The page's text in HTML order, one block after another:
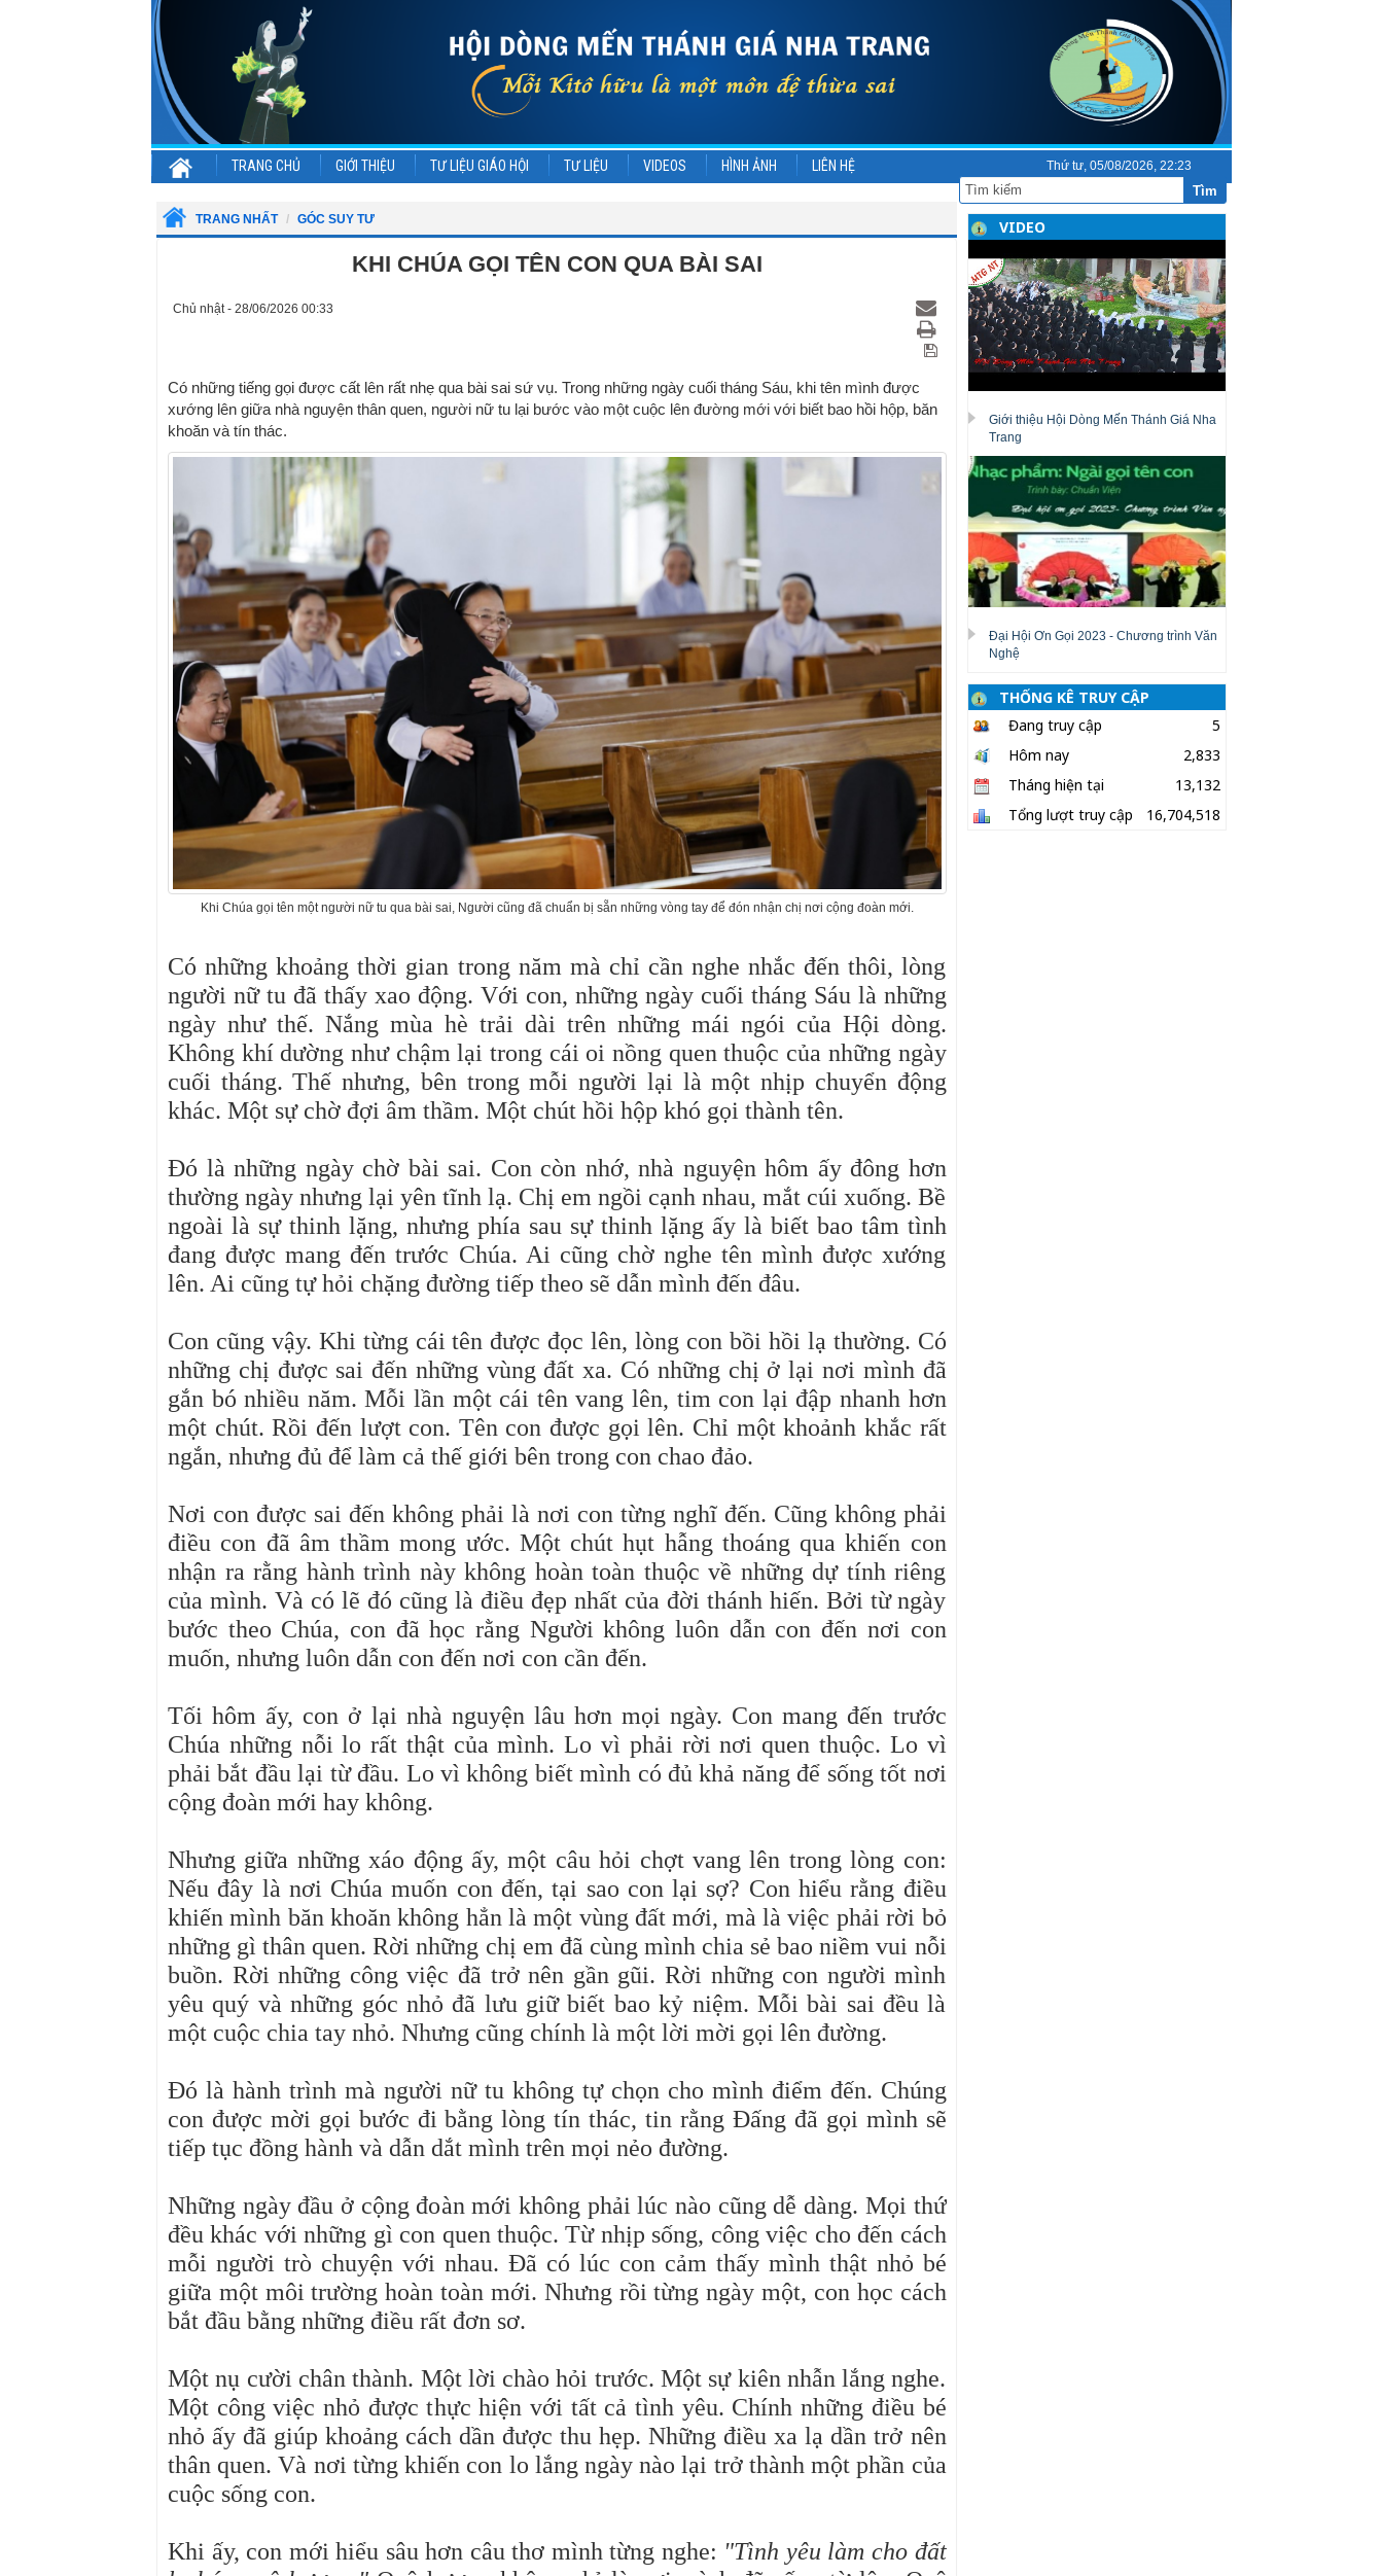
Tìm
TRANG CHỦ GIỚI THIỆU TƯ LIỆU GIÁO HỘI TƯ LIỆU VIDEOS HÌNH ẢNH LIÊN HỆ Thứ tư, 05/08/2026, 22:23
TRANG NHẤT GÓC SUY TƯ
KHI CHÚA GỌI TÊN CON QUA BÀI SAI
Chủ nhật - 28/06/2026 00:33
Có những tiếng gọi được cất lên rất nhẹ qua bài sai sứ vụ. Trong những ngày cuối tháng Sáu, khi tên mình được
xướng lên giữa nhà nguyện thân quen, người nữ tu lại bước vào một cuộc lên đường mới với biết bao hồi hộp, băn
khoăn và tín thác.
Khi Chúa gọi tên một người nữ tu qua bài sai, Người cũng đã chuẩn bị sẵn những vòng tay để đón nhận chị nơi cộng đoàn mới.
Có những khoảng thời gian trong năm mà chỉ cần nghe nhắc đến thôi, lòng
người nữ tu đã thấy xao động. Với con, những ngày cuối tháng Sáu là những
ngày như thế. Nắng mùa hè trải dài trên những mái ngói của Hội dòng.
Không khí dường như chậm lại trong cái oi nồng quen thuộc của những ngày
cuối tháng. Thế nhưng, bên trong mỗi người lại là một nhịp chuyển động
khác. Một sự chờ đợi âm thầm. Một chút hồi hộp khó gọi thành tên.
Đó là những ngày chờ bài sai. Con còn nhớ, nhà nguyện hôm ấy đông hơn
thường ngày nhưng lại yên tĩnh lạ. Chị em ngồi cạnh nhau, mắt cúi xuống. Bề
ngoài là sự thinh lặng, nhưng phía sau sự thinh lặng ấy là biết bao tâm tình
đang được mang đến trước Chúa. Ai cũng chờ nghe tên mình được xướng
lên. Ai cũng tự hỏi chặng đường tiếp theo sẽ dẫn mình đến đâu.
Con cũng vậy. Khi từng cái tên được đọc lên, lòng con bồi hồi lạ thường. Có
những chị được sai đến những vùng đất xa. Có những chị ở lại nơi mình đã
gắn bó nhiều năm. Mỗi lần một cái tên vang lên, tim con lại đập nhanh hơn
một chút. Rồi đến lượt con. Tên con được gọi lên. Chỉ một khoảnh khắc rất
ngắn, nhưng đủ để làm cả thế giới bên trong con chao đảo.
Nơi con được sai đến không phải là nơi con từng nghĩ đến. Cũng không phải
điều con đã âm thầm mong ước. Một chút hụt hẫng thoáng qua khiến con
nhận ra rằng hành trình này không hoàn toàn thuộc về những dự tính riêng
của mình. Và có lẽ đó cũng là điều đẹp nhất của đời thánh hiến. Bởi từ ngày
bước theo Chúa, con đã học rằng Người không luôn dẫn con đến nơi con
muốn, nhưng luôn dẫn con đến nơi con cần đến.
Tối hôm ấy, con ở lại nhà nguyện lâu hơn mọi ngày. Con mang đến trước
Chúa những nỗi lo rất thật của mình. Lo vì phải rời nơi quen thuộc. Lo vì
phải bắt đầu lại từ đầu. Lo vì không biết mình có đủ khả năng để sống tốt nơi
cộng đoàn mới hay không.
Nhưng giữa những xáo động ấy, một câu hỏi chợt vang lên trong lòng con:
Nếu đây là nơi Chúa muốn con đến, tại sao con lại sợ? Con hiểu rằng điều
khiến mình băn khoăn không hẳn là một vùng đất mới, mà là việc phải rời bỏ
những gì thân quen. Rời những chị em đã cùng mình chia sẻ bao niềm vui nỗi
buồn. Rời những công việc đã trở nên gần gũi. Rời những con người mình
yêu quý và những góc nhỏ đã lưu giữ biết bao kỷ niệm. Mỗi bài sai đều là
một cuộc chia tay nhỏ. Nhưng cũng chính là một lời mời gọi lên đường.
Đó là hành trình mà người nữ tu không tự chọn cho mình điểm đến. Chúng
con được mời gọi bước đi bằng lòng tín thác, tin rằng Đấng đã gọi mình sẽ
tiếp tục đồng hành và dẫn dắt mình trên mọi nẻo đường.
Những ngày đầu ở cộng đoàn mới không phải lúc nào cũng dễ dàng. Mọi thứ
đều khác với những gì con quen thuộc. Từ nhịp sống, công việc cho đến cách
mỗi người trò chuyện với nhau. Đã có lúc con cảm thấy mình thật nhỏ bé
giữa một môi trường hoàn toàn mới. Nhưng rồi từng ngày một, con học cách
bắt đầu bằng những điều rất đơn sơ.
Một nụ cười chân thành. Một lời chào hỏi trước. Một sự kiên nhẫn lắng nghe.
Một công việc nhỏ được thực hiện với tất cả tình yêu. Chính những điều bé
nhỏ ấy đã giúp khoảng cách dần được thu hẹp. Những điều xa lạ dần trở nên
thân quen. Và nơi từng khiến con lo lắng ngày nào lại trở thành một phần của
cuộc sống con.
Khi ấy, con mới hiểu sâu hơn câu thơ mình từng nghe: "Tình yêu làm cho đất
VIDEO
Giới thiệu Hội Dòng Mến Thánh Giá Nha
Trang
Đại Hội Ơn Gọi 2023 - Chương trình Văn
Nghệ
THỐNG KÊ TRUY CẬP
Đang truy cập
5
Hôm nay
2,833
Tháng hiện tại
13,132
Tổng lượt truy cập
16,704,518